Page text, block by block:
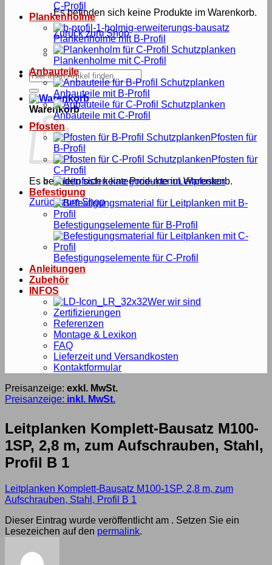
Es befinden sich keine Produkte im Warenkorb.
Zurück zum Shop
Suche
nach:
Warenkorb
Es befinden sich keine Produkte im Warenkorb.
Zurück zum Shop
C-Profil
Plankenholme
Plankenholme mit B-Profil
Plankenholme mit C-Profil
Anbauteile
Anbauteile mit B-Profil
Anbauteile mit C-Profil
Pfosten
Pfosten für
B-Profil
Pfosten für
C-Profil
Leitpfosten
Befestigung
Befestigungselemente für B-Profil
Befestigungselemente für C-Profil
Anleitungen
Zubehör
INFOS
Wer wir sind
Zertifizierungen
Referenzen
Montage & Lexikon
FAQ
Lieferzeit und Versandkosten
Kontaktformular
Preisanzeige: exkl. MwSt.
Preisanzeige: inkl. MwSt.
Leitplanken Komplett-Bausatz M100-
1SP, 2,8 m, zum Aufschrauben, Stahl,
Profil B 1
Leitplanken Komplett-Bausatz M100-1SP, 2,8 m, zum
Aufschrauben, Stahl, Profil B 1
Dieser Eintrag wurde veröffentlicht am . Setzen Sie ein
Lesezeichen auf den permalink.